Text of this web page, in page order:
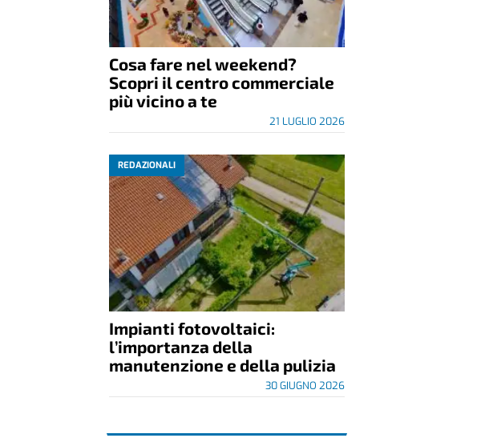
Cosa fare nel weekend?
Scopri il centro commerciale
più vicino a te
21 LUGLIO 2026
REDAZIONALI
Impianti fotovoltaici:
l’importanza della
manutenzione e della pulizia
30 GIUGNO 2026